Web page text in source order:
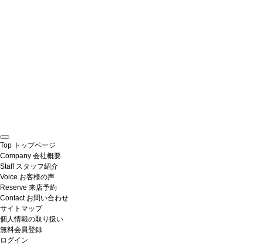
Top トップページ
Company 会社概要
Staff スタッフ紹介
Voice お客様の声
Reserve 来店予約
Contact お問い合わせ
サイトマップ
個人情報の取り扱い
無料会員登録
ログイン